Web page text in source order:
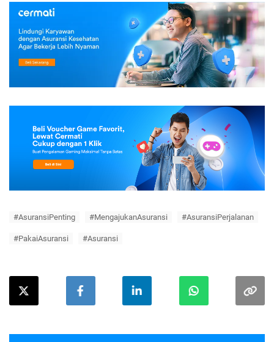
#AsuransiPenting #MengajukanAsuransi #AsuransiPerjalanan
#PakaiAsuransi #Asuransi